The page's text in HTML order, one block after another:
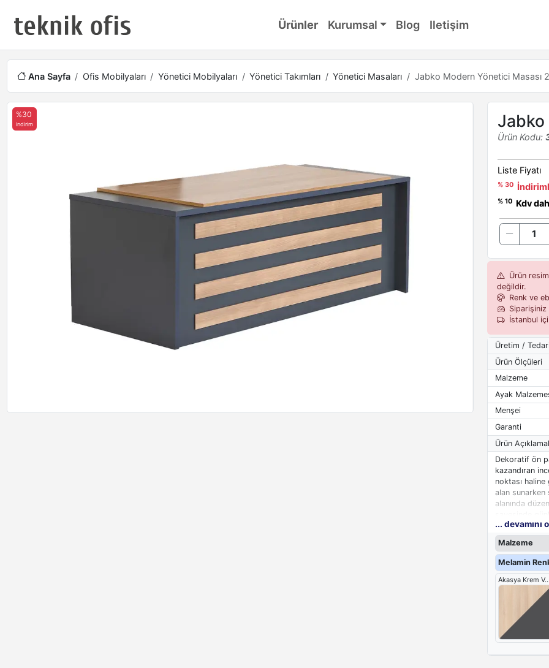
Ürünler Kurumsal Blog Iletişim
Ana Sayfa Ofis Mobilyaları Yönetici Mobilyaları Yönetici Takımları Yönetici Masaları Jabko Modern Yönetici Masası
%30
indirim Jabko
Ürün Kodu:
Liste Fiyatı
% 30
% 10 Kdv
Ürün
değildir.
Renk ve
İstanbul
Üretim /
Ürün Ölçüleri
Malzeme
Ayak
Menşei
Garanti
Ürün
Dekoratif ön
kazandıran
noktası
alan sunarken
alanında
cabası.
... devamını
Malzeme
Melamin
Akasya Krem